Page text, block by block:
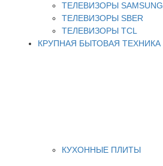
ТЕЛЕВИЗОРЫ SAMSUNG
ТЕЛЕВИЗОРЫ SBER
ТЕЛЕВИЗОРЫ TCL
КРУПНАЯ БЫТОВАЯ ТЕХНИКА
КУХОННЫЕ ПЛИТЫ